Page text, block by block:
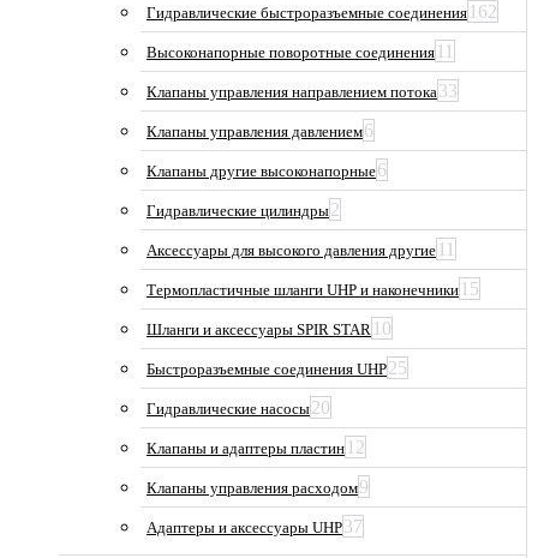
Гидравлические быстроразъемные соединения 162
Высоконапорные поворотные соединения 11
Клапаны управления направлением потока33
Клапаны управления давлением6
Клапаны другие высоконапорные6
Гидравлические цилиндры2
Аксессуары для высокого давления другие 11
Термопластичные шланги UHP и наконечники 15
Шланги и аксессуары SPIR STAR 10
Быстроразъемные соединения UHP25
Гидравлические насосы20
Клапаны и адаптеры пластин 12
Клапаны управления расходом9
Адаптеры и аксессуары UHP37